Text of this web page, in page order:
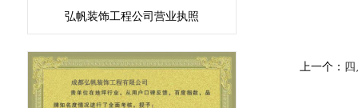
弘帆装饰工程公司营业执照
上一个：